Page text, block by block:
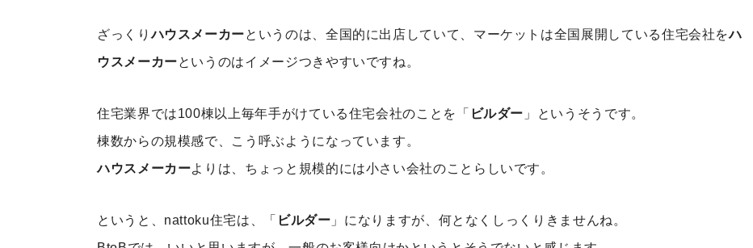
ざっくりハウスメーカーというのは、全国的に出店していて、マーケットは全国展開している住宅会社をハ
ウスメーカーというのはイメージつきやすいですね。
住宅業界では100棟以上毎年手がけている住宅会社のことを「 ビルダー 」というそうです。
棟数からの規模感で、こう呼ぶようになっています。
ハウスメーカーよりは、ちょっと規模的には小さい会社のことらしいです。
というと、nattoku住宅は、「 ビルダー 」になりますが、何となくしっくりきませんね。